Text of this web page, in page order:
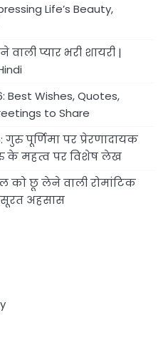
Life’s Beauty,
प्यार भरी शायरी |
Best Wishes, Quotes,
to Share
गुरु पूर्णिमा पर प्रेरणादायक
के महत्व पर विशेष लेख
को छू लेने वाली रोमांटिक
अहसास